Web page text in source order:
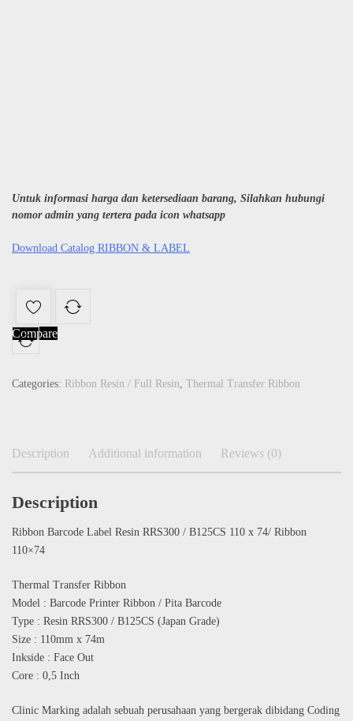
Untuk informasi harga dan ketersediaan barang, Silahkan hubungi
nomor admin yang tertera pada icon whatsapp
Download Catalog RIBBON & LABEL
Compare
Categories: Ribbon Resin / Full Resin Thermal Transfer Ribbon
Description Additional information Reviews (0)
Description
Ribbon Barcode Label Resin RRS300 / B125CS 110 x 74/ Ribbon
110×74
Thermal Transfer Ribbon
Model : Barcode Printer Ribbon / Pita Barcode
Type : Resin RRS300 / B125CS (Japan Grade)
Size : 110mm x 74m
Inkside : Face Out
Core : 0,5 Inch
Clinic Marking adalah sebuah perusahaan yang bergerak dibidang Coding